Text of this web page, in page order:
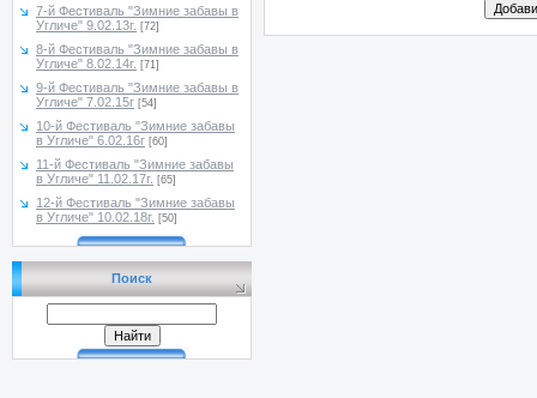
7-й Фестиваль "Зимние забавы в
Угличе" 9.02.13г. [72]
8-й Фестиваль "Зимние забавы в
Угличе" 8.02.14г. [71]
9-й Фестиваль "Зимние забавы в
Угличе" 7.02.15г [54]
10-й Фестиваль "Зимние забавы
в Угличе" 6.02.16г [60]
11-й Фестиваль "Зимние забавы
в Угличе" 11.02.17г. [65]
12-й Фестиваль "Зимние забавы
в Угличе" 10.02.18г. [50]
Поиск